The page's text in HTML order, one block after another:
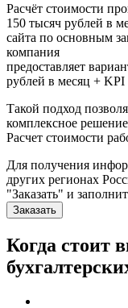
Расчёт стоимости
150 тысяч рублей в
сайта по основным
компания
предоставляет
рублей в месяц + KPI
Такой подход
комплексное решение
Расчет стоимости
Для получения
других регионах
"Заказать" и
Заказать
Когда стоит